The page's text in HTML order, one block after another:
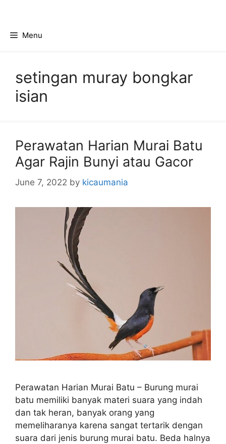
contentMenu
setingan muray bongkar
isian
Perawatan Harian Murai Batu
Agar Rajin Bunyi atau Gacor
June 7, 2022 by kicaumania
Perawatan Harian Murai Batu – Burung murai
batu memiliki banyak materi suara yang indah
dan tak heran, banyak orang yang
memeliharanya karena sangat tertarik dengan
suara dari jenis burung murai batu. Beda halnya